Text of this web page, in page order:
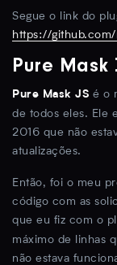
Segue o link do
https://
Pure Mask
Pure Mask JS é o
de todos eles. Ele
2016 que não
atualizações.
Então, foi o meu
código com as
que eu fiz com o
máximo de linhas
não estava